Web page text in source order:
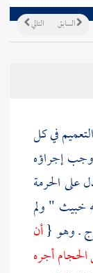
التالي السابق
في كل
إجراؤه
الحرمة
خبيث " ولم
. وهو {أن
أجره